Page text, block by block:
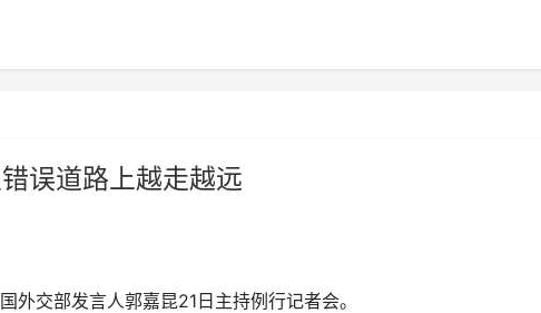
误道路上越走越远
交部发言人郭嘉昆21日主持例行记者会。